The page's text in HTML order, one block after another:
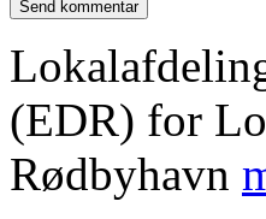
(EDR) for
Rødbyhavn